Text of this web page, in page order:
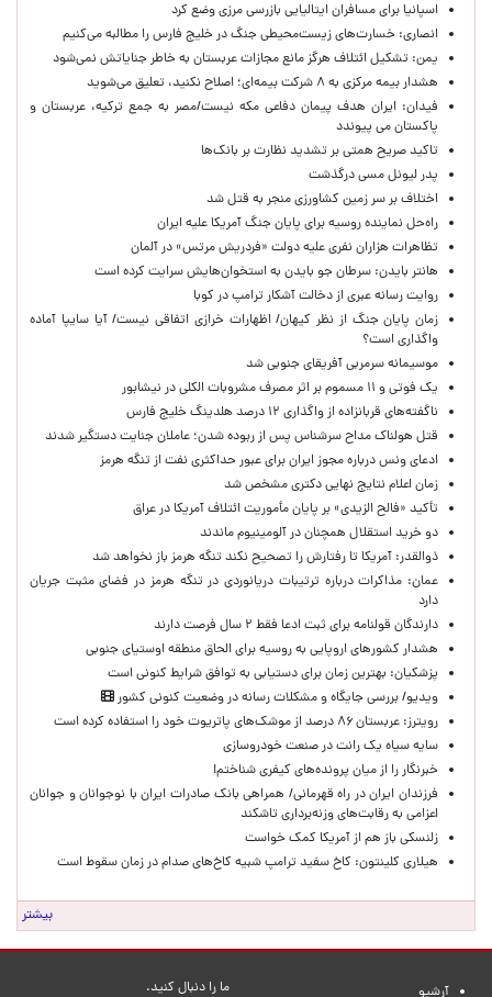
اسپانیا برای مسافران ایتالیایی بازرسی مرزی وضع کرد
انصاری: خسارت‌های زیست‌محیطی جنگ در خلیج فارس را مطالبه‌ می‌کنیم
یمن: تشکیل ائتلاف هرگز مانع مجازات عربستان به خاطر جنایاتش نمی‌شود
هشدار بیمه مرکزی به ۸ شرکت بیمه‌ای؛ اصلاح نکنید، تعلیق می‌شوید
فیدان: ایران هدف پیمان دفاعی مکه نیست/مصر به جمع ترکیه، عربستان و
پاکستان می پیوندد
تاکید صریح همتی بر تشدید نظارت بر بانک‌ها
پدر لیونل مسی درگذشت
اختلاف بر سر زمین کشاورزی منجر به قتل شد
راه‌حل نماینده روسیه برای پایان جنگ آمریکا علیه ایران
تظاهرات هزاران نفری علیه دولت «فردریش مرتس» در آلمان
هانتر بایدن: سرطان جو بایدن به استخوان‌هایش سرایت کرده است
روایت رسانه عبری از دخالت آشکار ترامپ در کوبا
زمان پایان جنگ از نظر کیهان/ اظهارات خرازی اتفاقی نیست/ آیا سایپا آماده
واگذاری است؟
موسیمانه سرمربی آفریقای جنوبی شد
یک فوتی و ۱۱ مسموم بر اثر مصرف مشروبات الکلی در نیشابور
ناگفته‌های قربانزاده از واگذاری ۱۲ درصد هلدینگ خلیج فارس
قتل هولناک مداح سرشناس پس از ربوده شدن؛ عاملان جنایت دستگیر شدند
ادعای ونس درباره مجوز ایران برای عبور حداکثری نفت از تنگه هرمز
زمان اعلام نتایج نهایی دکتری مشخص شد
تأکید «فالح الزیدی» بر پایان مأموریت ائتلاف آمریکا در عراق
دو خرید استقلال همچنان در آلومینیوم ماندند
ذوالقدر: آمریکا تا رفتارش را تصحیح نکند تنگه هرمز باز نخواهد شد
عمان: مذاکرات درباره ترتیبات دریانوردی در تنگه هرمز در فضای مثبت جریان
دارد
دارندگان قولنامه برای ثبت ادعا فقط ۲ سال فرصت دارند
هشدار کشورهای اروپایی به روسیه برای الحاق منطقه اوستیای جنوبی
پزشکیان‌: بهترین زمان برای دستیابی به توافق شرایط کنونی است
ویدیو/ بررسی جایگاه و مشکلات رسانه در وضعیت کنونی کشور
رویترز: عربستان ۸۶ درصد از موشک‌های پاتریوت خود را استفاده کرده است
سایه سیاه یک رانت در صنعت خودروسازی
خبرنگار را از میان پرونده‌های کیفری شناختم!
​فرزندان ایران در راه قهرمانی/ همراهی بانک صادرات ایران با نوجوانان و جوانان
اعزامی به رقابت‌های وزنه‌برداری تاشکند
زلنسکی باز هم از آمریکا کمک خواست
هیلاری کلینتون: کاخ سفید ترامپ شبیه کاخ‌های صدام در زمان سقوط است
بیشتر
آرشیو ما را دنبال کنید.